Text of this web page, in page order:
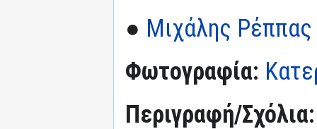
● Μιχάλης Ρέππας
Φωτογραφία:
Περιγραφή/